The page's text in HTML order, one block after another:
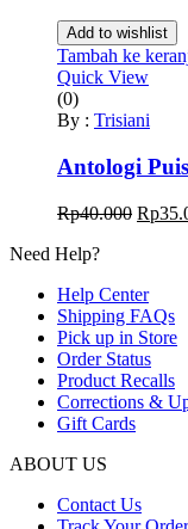
Add to wishlist
Tambah ke
Quick View
(0)
By : Trisiani
Antologi
Rp40.000 Harga
Rp
Need Help?
Help Center
Shipping FAQs
Pick up in Store
Order Status
Product Recalls
Corrections &
Gift Cards
ABOUT US
Contact Us